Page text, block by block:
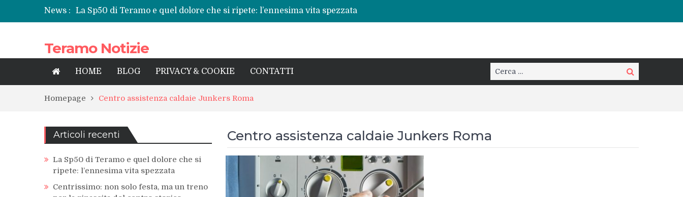
News :
La Sp50 di Teramo e quel dolore che si ripete: l’ennesima vita spezzata
Centrissimo: non solo festa, ma un treno per la rinascita del centro storico
Prefettura di Teramo, una nuova guida: Beatrice Agata Mariano e le sfide del
territorio
Teramo: il battito di una provincia tra cronaca, politica e il calore della sua gente
Teramo Notizie
HOME BLOG PRIVACY & COOKIE CONTATTI Cerca: Cerca
Homepage Centro assistenza caldaie Junkers Roma
Centro assistenza caldaie Junkers Roma
Articoli recenti
La Sp50 di Teramo e quel dolore che si
ripete: l’ennesima vita spezzata
Centrissimo: non solo festa, ma un treno